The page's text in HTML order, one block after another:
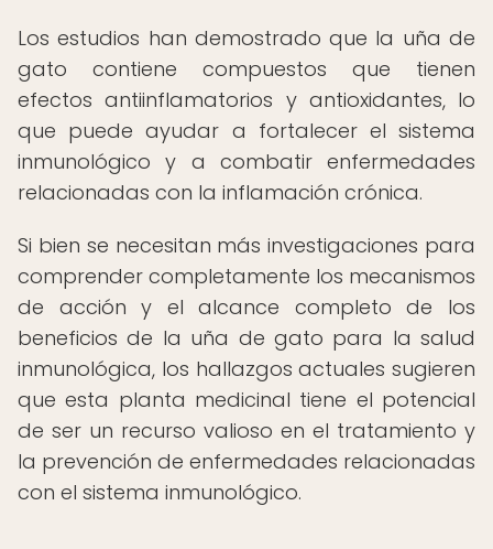
Los estudios han demostrado que la uña de
gato contiene compuestos que tienen
efectos antiinflamatorios y antioxidantes, lo
que puede ayudar a fortalecer el sistema
inmunológico y a combatir enfermedades
relacionadas con la inflamación crónica.
Si bien se necesitan más investigaciones para
comprender completamente los mecanismos
de acción y el alcance completo de los
beneficios de la uña de gato para la salud
inmunológica, los hallazgos actuales sugieren
que esta planta medicinal tiene el potencial
de ser un recurso valioso en el tratamiento y
la prevención de enfermedades relacionadas
con el sistema inmunológico.